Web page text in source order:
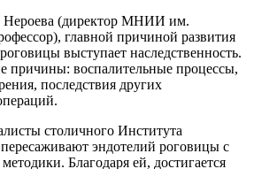
Нероева (директор МНИИ им.
главной причиной развития
выступает наследственность.
причины: воспалительные процессы,
последствия других
столичного Института
эндотелий роговицы с
Благодаря ей, достигается